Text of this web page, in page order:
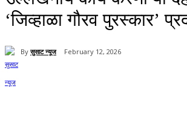
‘जिव्हाळा गौरव पुरस्कार’
By सुसाट न्यूज February 12, 2026